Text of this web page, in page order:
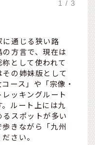
に通じる狭い路
方言で、現在は
称として使われて
の姉妹版として
ース」や「宗像・
ッキングルート
ルート上には九
スポットが多い
きながら「九州
さい。